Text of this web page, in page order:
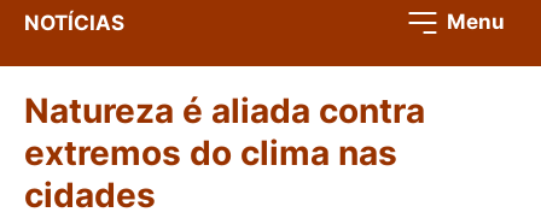
NOTÍCIAS Menu
Natureza é aliada contra
extremos do clima nas
cidades